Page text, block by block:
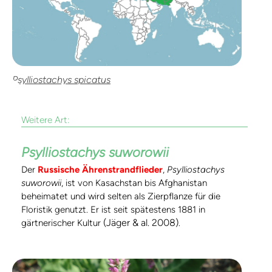
Psylliostachys spicatus
Weitere Art:
Psylliostachys suworowii
Der Russische Ährenstrandflieder, Psylliostachys
suworowii, ist von Kasachstan bis Afghanistan
beheimatet und wird selten als Zierpflanze für die
Floristik genutzt. Er ist seit spätestens 1881 in
gärtnerischer Kultur (Jäger & al. 2008).